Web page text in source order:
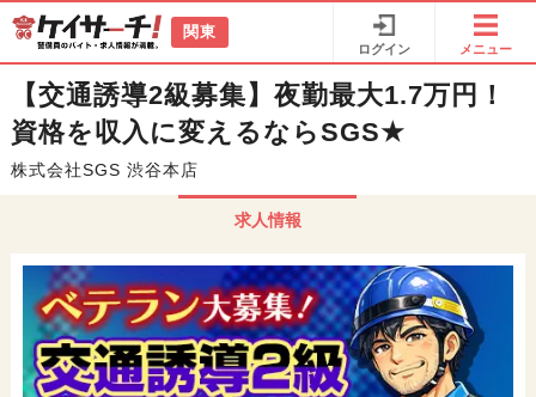
関東
ログイン メニュー
【交通誘導2級募集】夜勤最大1.7万円！
資格を収入に変えるならSGS★
株式会社SGS 渋谷本店
求人情報